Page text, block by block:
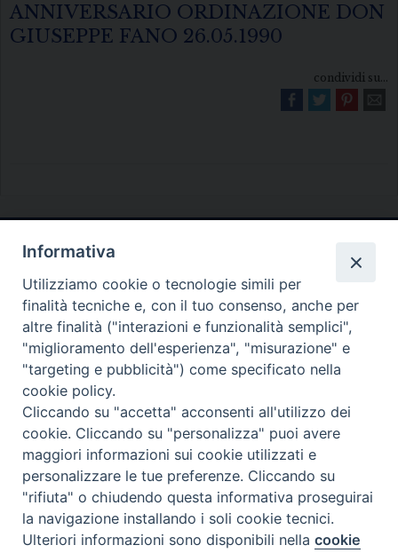
ANNIVERSARIO ORDINAZIONE DON
GIUSEPPE FANO 26.05.1990
condividi su...
Diocesi di Melfi Rapolla Venosa
• Largo Duomo, 12 - 85025 MELFI (PZ) •
Tel. 0972238604
PEC ufficiale della Diocesi:
diocesi.melfi_rapolla_venosa@legalmail.it
Preferenze Cookie
Informativa
Utilizziamo cookie o tecnologie simili per
finalità tecniche e, con il tuo consenso, anche per
altre finalità ("interazioni e funzionalità semplici",
"miglioramento dell'esperienza", "misurazione" e
"targeting e pubblicità") come specificato nella
cookie policy.
Cliccando su "accetta" acconsenti all'utilizzo dei
cookie. Cliccando su "personalizza" puoi avere
maggiori informazioni sui cookie utilizzati e
personalizzare le tue preferenze. Cliccando su
"rifiuta" o chiudendo questa informativa proseguirai
la navigazione installando i soli cookie tecnici.
Ulteriori informazioni sono disponibili nellacookie